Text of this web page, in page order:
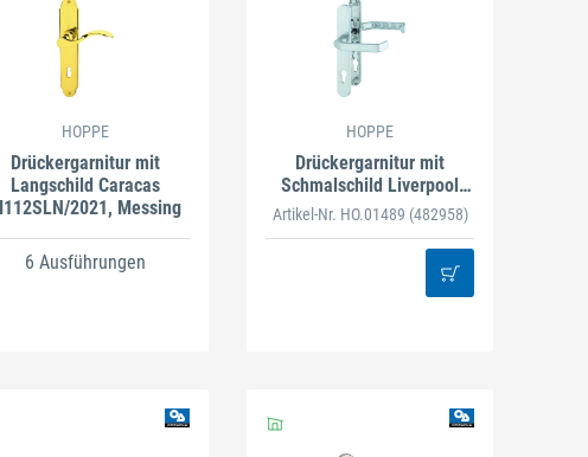
HOPPE
Drückergarnitur mit
Langschild Caracas
2021, Messing
6 Ausführungen
HOPPE
Drückergarnitur mit
Schmalschild Liverpool
1313G/3357N, Aluminium
Artikel-Nr. HO.01489 (482958)